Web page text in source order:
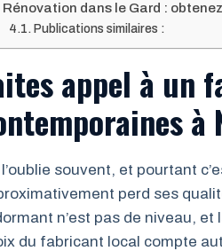
Rénovation dans le Gard :
Publications similaires :
appel à un
à
l’oublie souvent, et pourtant
perd ses
n’est pas de niveau,
du fabricant local compte